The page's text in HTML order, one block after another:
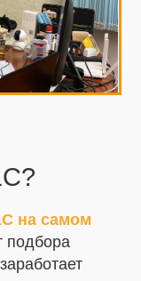
на самом
подбора